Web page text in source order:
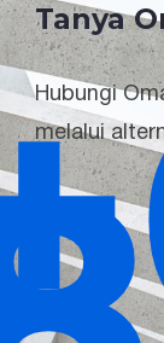
Tanya
Hubungi
melalui